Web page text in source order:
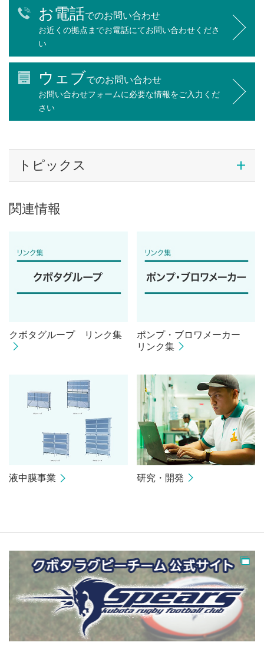
お電話でのお問い合わせ
お近くの拠点までお電話にてお問い合わせくださ
い
ウェブでのお問い合わせ
お問い合わせフォームに必要な情報をご入力くだ
さい
トピックス
関連情報
クボタグループ リンク集
ポンプ・ブロワメーカー
リンク集
液中膜事業 研究・開発